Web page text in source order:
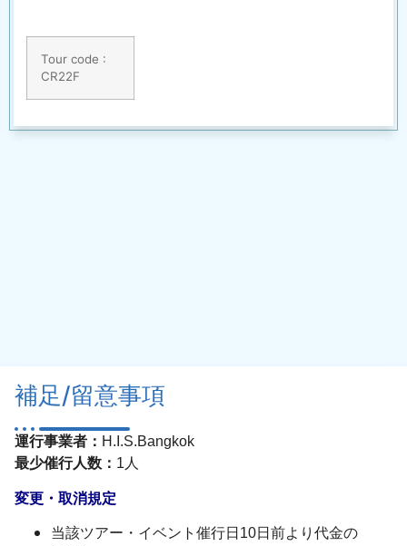
Tour code :
CR22F
補足/留意事項
運行事業者： H.I.S.Bangkok
最少催行人数： 1人
変更・取消規定
当該ツアー・イベント催行日10日前より代金の